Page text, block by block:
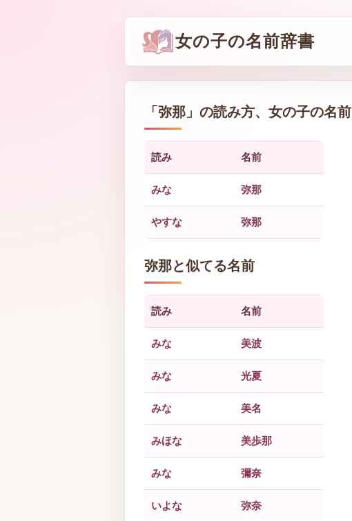
女の子の名前辞書
「弥那 」の読み方、女の子の名前
読み 名前
みな 弥那
やすな 弥那
弥那と似てる名前
読み 名前
みな 美波
みな 光夏
みな 美名
みほな 美歩那
みな 彌奈
いよな 弥奈